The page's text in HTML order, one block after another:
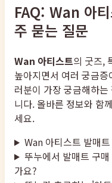
FAQ: Wan 아
주 묻는 질문
Wan 아티스트의 굿즈,
높아지면서 여러 궁금
러분이 가장 궁금해하
니다. 올바른 정보와 함
세요.
Wan 아티스트 발매
뚜누에서 발매트 구
가요?